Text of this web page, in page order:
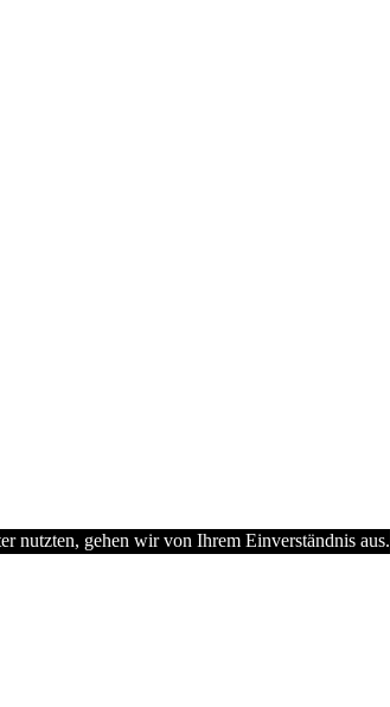
nutzten, gehen wir von Ihrem Einverständnis aus.